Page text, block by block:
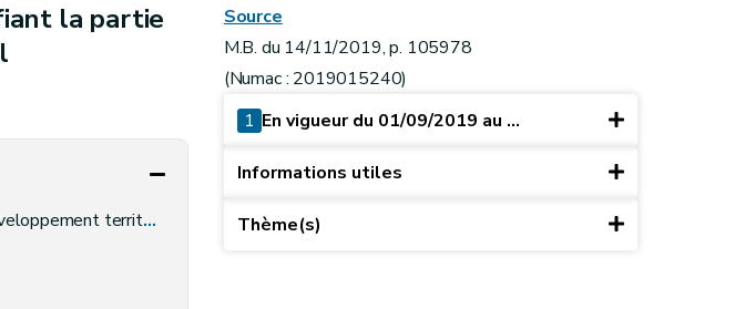
la partie
territorial
Source
M.B. du 14/11/2019, p. 105978
(Numac : 2019015240)
1 En vigueur du 01/09/2019 au ...
Informations utiles
Thème(s)